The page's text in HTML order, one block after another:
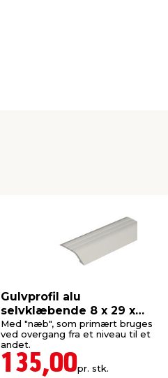
Gulvprofil alu
selvklæbende 8 x 29 x
1800 mm
Med "næb", som primært bruges
ved overgang fra et niveau til et
andet.
135,00pr. stk.